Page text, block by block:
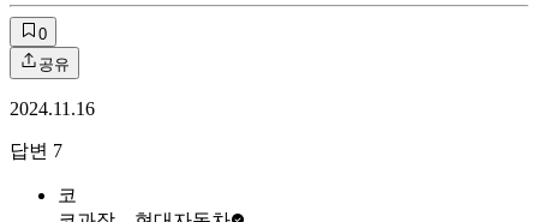
0
공유
2024.11.16
답변 7
코